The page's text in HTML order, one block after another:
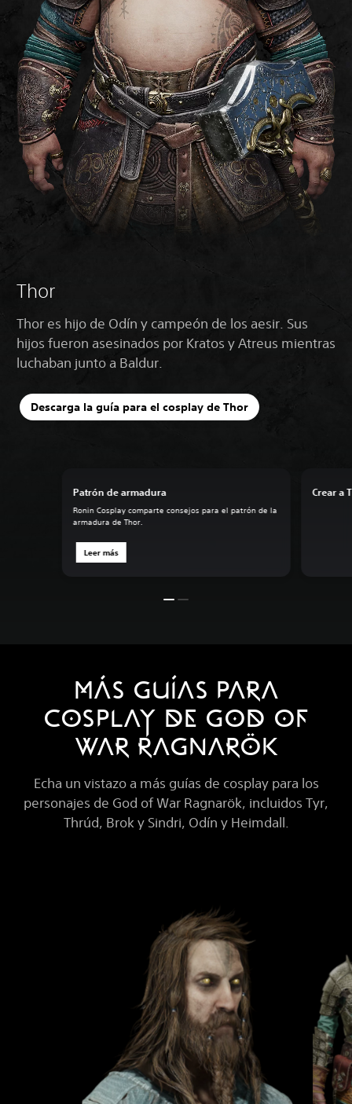
Thor
Thor es hijo de Odín y campeón de los aesir. Sus
hijos fueron asesinados por Kratos y Atreus mientras
luchaban junto a Baldur.
Descarga la guía para el cosplay de Thor
Patrón de armadura
Ronin Cosplay comparte consejos para el patrón de la
armadura de Thor.
Leer más
Crear a
MÁS GUÍAS PARA
COSPLAY DE GOD OF
WAR RAGNARÖK
Echa un vistazo a más guías de cosplay para los
personajes de God of War Ragnarök, incluidos Tyr,
Thrúd, Brok y Sindri, Odín y Heimdall.